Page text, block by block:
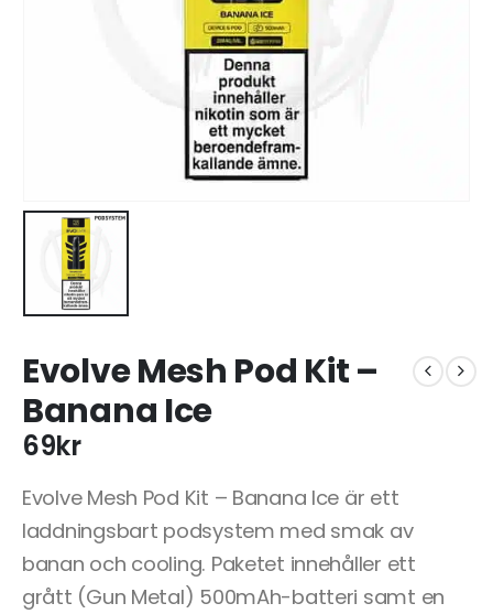
Evolve Mesh Pod Kit –
Banana Ice
69kr
Evolve Mesh Pod Kit – Banana Ice är ett
laddningsbart podsystem med smak av
banan och cooling. Paketet innehåller ett
grått (Gun Metal) 500mAh-batteri samt en